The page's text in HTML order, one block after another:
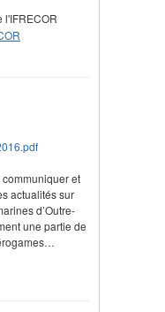
l'IFRECOR
et
actualités sur
d’Outre-
une partie de